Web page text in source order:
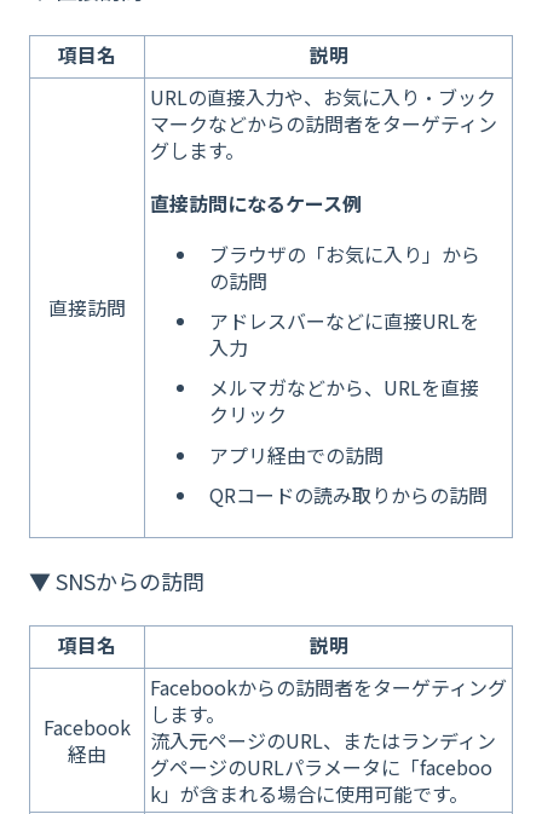
項目名 説明
直接訪問
URLの直接入力や、お気に入り・ブック
マークなどからの訪問者をターゲティン
グします。
直接訪問になるケース例
ブラウザの「お気に入り」から
の訪問
アドレスバーなどに直接URLを
入力
メルマガなどから、URLを直接
クリック
アプリ経由での訪問
QRコードの読み取りからの訪問
▼ SNSからの訪問
項目名 説明
Facebook
経由
Facebookからの訪問者をターゲティング
します。
流入元ページのURL、またはランディン
グページのURLパラメータに「faceboo
k」が含まれる場合に使用可能です。